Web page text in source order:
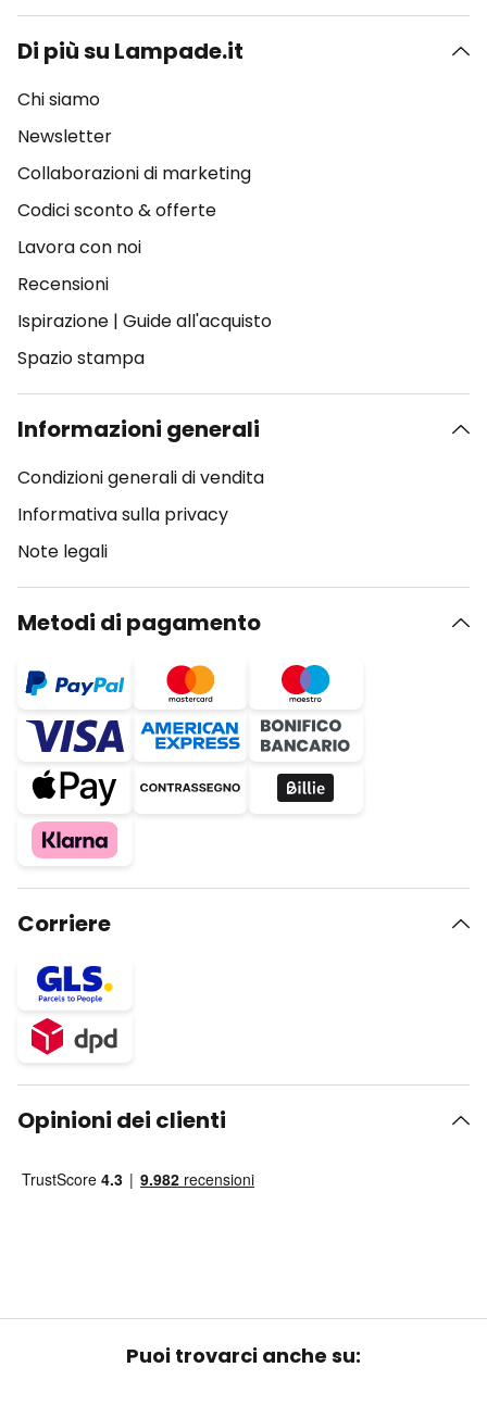
Di più su Lampade.it
Chi siamo
Newsletter
Collaborazioni di marketing
Codici sconto & offerte
Lavora con noi
Recensioni
Ispirazione | Guide all'acquisto
Spazio stampa
Informazioni generali
Condizioni generali di vendita
Informativa sulla privacy
Note legali
Metodi di pagamento
Corriere
Opinioni dei clienti
Puoi trovarci anche su: